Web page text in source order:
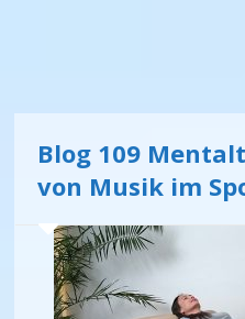
Blog 109
von Musik im